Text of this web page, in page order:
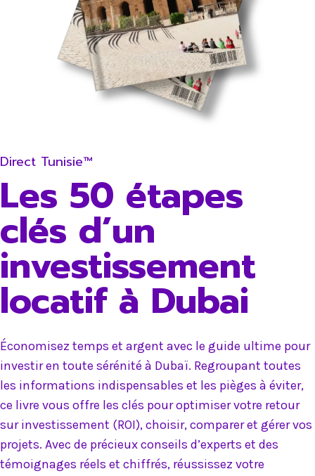
Direct Tunisie™
Les 50 étapes
clés d’un
investissement
locatif à Dubai
Économisez temps et argent avec le guide ultime pour
investir en toute sérénité à Dubaï. Regroupant toutes
les informations indispensables et les pièges à éviter,
ce livre vous offre les clés pour optimiser votre retour
sur investissement (ROI), choisir, comparer et gérer vos
projets. Avec de précieux conseils d’experts et des
témoignages réels et chiffrés, réussissez votre